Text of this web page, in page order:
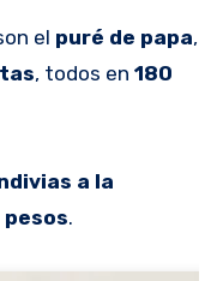
el puré de papa,
, todos en 180
a la
.